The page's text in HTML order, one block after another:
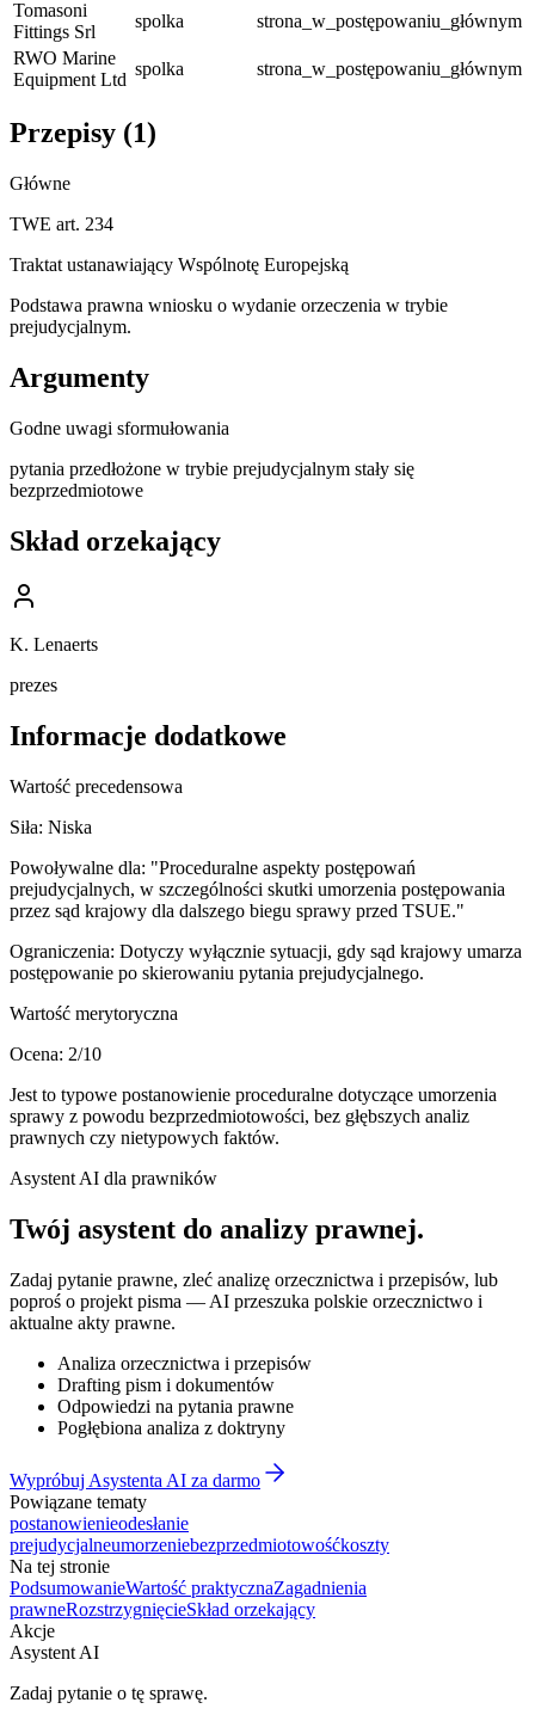
Tomasoni
Fittings Srl
spolka
strona_w_postępowaniu_głównym
RWO Marine
Equipment Ltd
spolka strona_w_postępowaniu_głównym
Przepisy (1)
Główne
TWE art. 234
Traktat ustanawiający Wspólnotę Europejską
Podstawa prawna wniosku o wydanie orzeczenia w trybie
prejudycjalnym.
Argumenty
Godne uwagi sformułowania
pytania przedłożone w trybie prejudycjalnym stały się
bezprzedmiotowe
Skład orzekający
K. Lenaerts
prezes
Informacje dodatkowe
Wartość precedensowa
Siła: Niska
Powoływalne dla: "Proceduralne aspekty postępowań
prejudycjalnych, w szczególności skutki umorzenia postępowania
przez sąd krajowy dla dalszego biegu sprawy przed TSUE."
Ograniczenia: Dotyczy wyłącznie sytuacji, gdy sąd krajowy umarza
postępowanie po skierowaniu pytania prejudycjalnego.
Wartość merytoryczna
Ocena: 2/10
Jest to typowe postanowienie proceduralne dotyczące umorzenia
sprawy z powodu bezprzedmiotowości, bez głębszych analiz
prawnych czy nietypowych faktów.
Asystent AI dla prawników
Twój asystent do analizy prawnej.
Zadaj pytanie prawne, zleć analizę orzecznictwa i przepisów, lub
poproś o projekt pisma — AI przeszuka polskie orzecznictwo i
aktualne akty prawne.
Analiza orzecznictwa i przepisów
Drafting pism i dokumentów
Odpowiedzi na pytania prawne
Pogłębiona analiza z doktryny
Wypróbuj Asystenta AI za darmo
Powiązane tematy
postanowienieodesłanie
prejudycjalneumorzeniebezprzedmiotowośćkoszty
Na tej stronie
PodsumowanieWartość praktycznaZagadnienia
prawneRozstrzygnięcieSkład orzekający
Akcje
Asystent AI
Zadaj pytanie o tę sprawę.